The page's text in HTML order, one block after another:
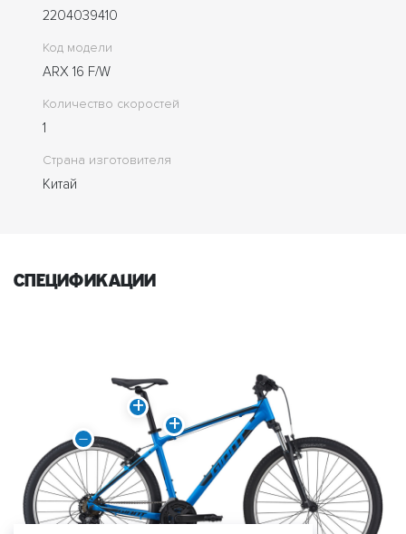
2204039410
Код модели
ARX 16 F/W
Количество скоростей
1
Страна изготовителя
Китай
спецификации